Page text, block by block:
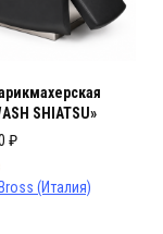
SHIATSU»
₽
(Италия)